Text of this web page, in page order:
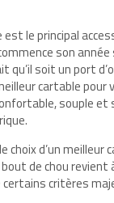
est le principal
son année
qu’il soit un port
cartable pour
souple et
choix d’un meilleur
de chou revient
critères